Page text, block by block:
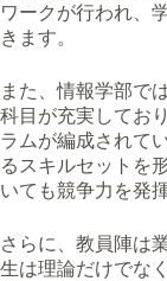
ワークが行われ、
きます。
また、情報学部で
科目が充実してお
ラムが編成されて
るスキルセットを
いても競争力を発
さらに、教員陣は
生は理論だけでな